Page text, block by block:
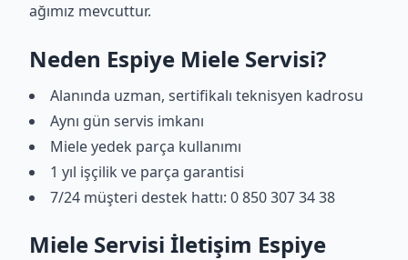
ağımız mevcuttur.
Neden Espiye Miele Servisi?
Alanında uzman, sertifikalı teknisyen kadrosu
Aynı gün servis imkanı
Miele yedek parça kullanımı
1 yıl işçilik ve parça garantisi
7/24 müşteri destek hattı: 0 850 307 34 38
Miele Servisi İletişim Espiye